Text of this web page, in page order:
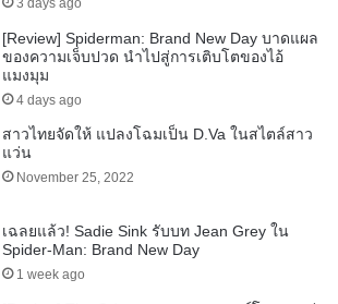
3 days ago
[Review] Spiderman: Brand New Day บาดแผล
ของความเจ็บปวด นำไปสู่การเติบโตของไอ้
แมงมุม
4 days ago
สาวไทยจัดให้ แปลงโฉมเป็น D.Va ในสไตล์สาว
แว่น
November 25, 2022
เฉลยแล้ว! Sadie Sink รับบท Jean Grey ใน
Spider-Man: Brand New Day
1 week ago